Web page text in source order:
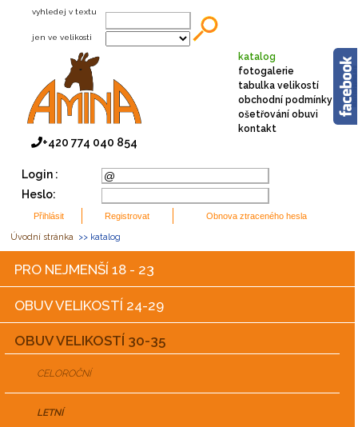
+420 774 040 854
vyhledej v textu
jen ve velikosti
Login :
Heslo:
Úvodní stránka >> katalog
katalog
fotogalerie
tabulka velikostí
obchodní podmínky
ošetřování obuvi
kontakt
PRO NEJMENŠÍ 18 - 23
OBUV VELIKOSTÍ 24-29
OBUV VELIKOSTÍ 30-35
CELOROČNÍ
LETNÍ